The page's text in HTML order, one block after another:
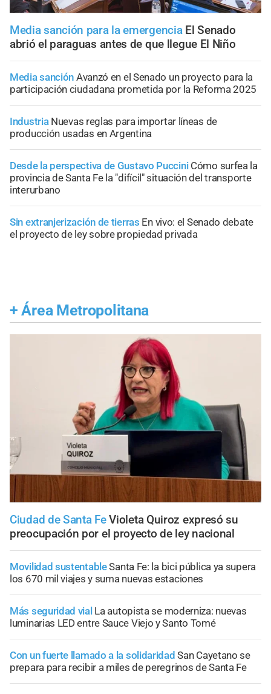
Media sanción para la emergencia El Senado
abrió el paraguas antes de que llegue El Niño
Media sanción Avanzó en el Senado un proyecto para la
participación ciudadana prometida por la Reforma 2025
Industria Nuevas reglas para importar líneas de
producción usadas en Argentina
Desde la perspectiva de Gustavo Puccini Cómo surfea la
provincia de Santa Fe la "difícil" situación del transporte
interurbano
Sin extranjerización de tierras En vivo: el Senado debate
el proyecto de ley sobre propiedad privada
+ Área Metropolitana
Ciudad de Santa Fe Violeta Quiroz expresó su
preocupación por el proyecto de ley nacional
Movilidad sustentableSanta Fe: la bici pública ya supera
los 670 mil viajes y suma nuevas estaciones
Más seguridad vial La autopista se moderniza: nuevas
luminarias LED entre Sauce Viejo y Santo Tomé
Con un fuerte llamado a la solidaridad San Cayetano se
prepara para recibir a miles de peregrinos de Santa Fe